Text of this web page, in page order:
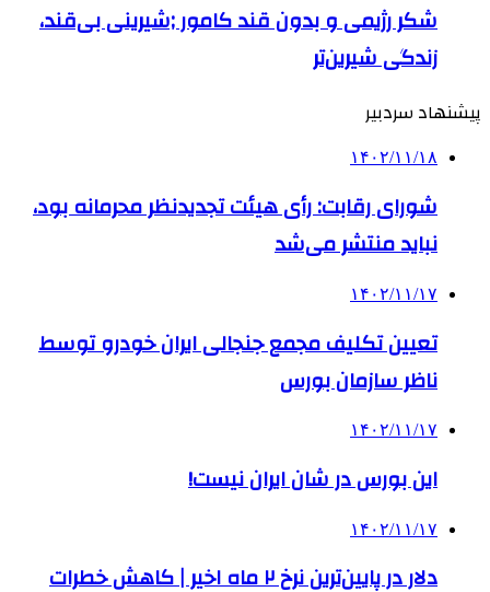
شکر رژیمی و بدون قند کامور ;شیرینی بی‌قند،
زندگی شیرین‌تر
پیشنهاد سردبیر
۱۴۰۲/۱۱/۱۸
شورای رقابت: رأی هیئت تجدیدنظر محرمانه بود،
نباید منتشر می‌شد
۱۴۰۲/۱۱/۱۷
تعیین تکلیف مجمع جنجالی ایران خودرو توسط
ناظر سازمان بورس
۱۴۰۲/۱۱/۱۷
این بورس در شان ایران نیست!
۱۴۰۲/۱۱/۱۷
دلار در پایین‌ترین نرخ ۲ ماه اخیر | کاهش خطرات